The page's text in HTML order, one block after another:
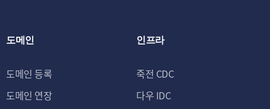
도메인
도메인 등록
도메인 연장
인프라
죽전 CDC
다우 IDC